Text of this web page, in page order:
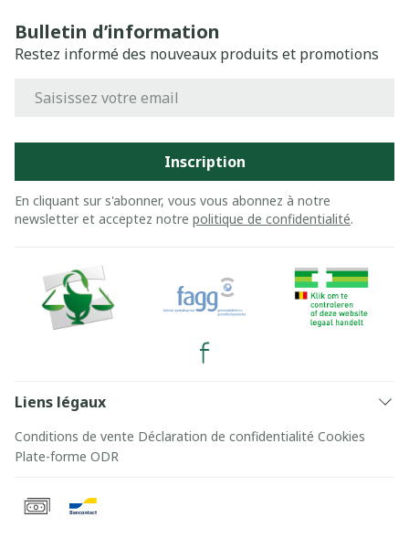
Bulletin d’information
Restez informé des nouveaux produits et promotions
Inscription
En cliquant sur s'abonner, vous vous abonnez à notre
newsletter et acceptez notre politique de confidentialité.
Liens légaux
Conditions de vente Déclaration de confidentialité Cookies
Plate-forme ODR